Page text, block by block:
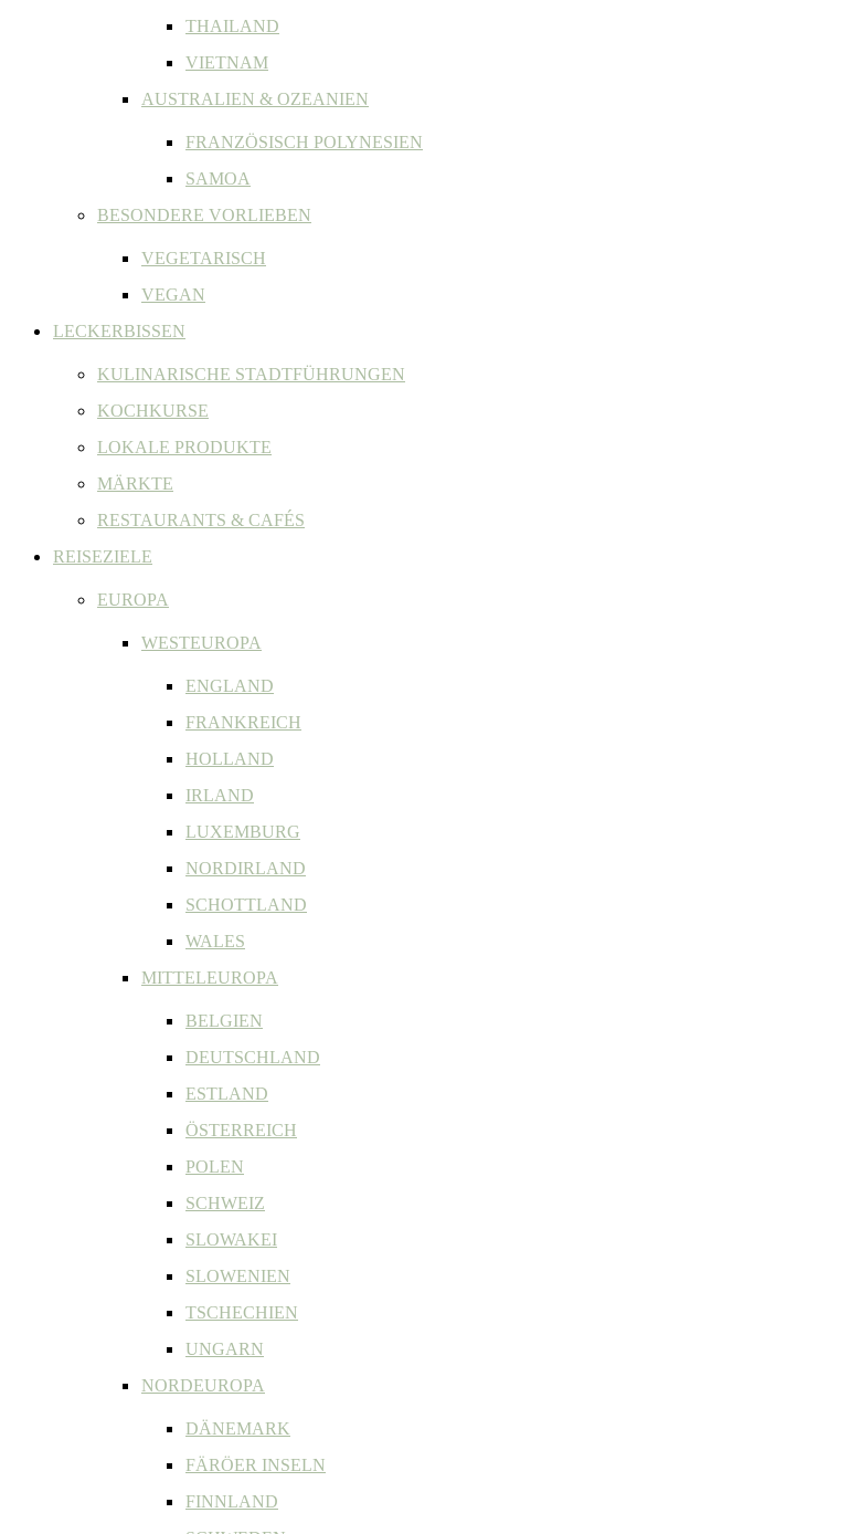
THAILAND
VIETNAM
AUSTRALIEN & OZEANIEN
FRANZÖSISCH POLYNESIEN
SAMOA
BESONDERE VORLIEBEN
VEGETARISCH
VEGAN
LECKERBISSEN
KULINARISCHE STADTFÜHRUNGEN
KOCHKURSE
LOKALE PRODUKTE
MÄRKTE
RESTAURANTS & CAFÉS
REISEZIELE
EUROPA
WESTEUROPA
ENGLAND
FRANKREICH
HOLLAND
IRLAND
LUXEMBURG
NORDIRLAND
SCHOTTLAND
WALES
MITTELEUROPA
BELGIEN
DEUTSCHLAND
ESTLAND
ÖSTERREICH
POLEN
SCHWEIZ
SLOWAKEI
SLOWENIEN
TSCHECHIEN
UNGARN
NORDEUROPA
DÄNEMARK
FÄRÖER INSELN
FINNLAND